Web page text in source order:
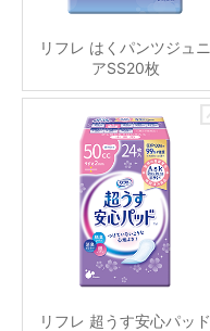
リフレ はくパンツジュニ
アSS20枚
リフレ 超うす安心パッド